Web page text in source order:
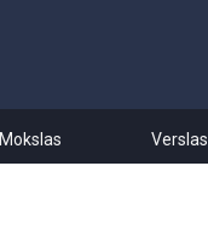
Mokslas Verslas